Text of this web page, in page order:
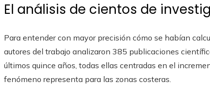
El análisis de cientos de
Para entender con mayor precisión cómo se habían
autores del trabajo analizaron 385 publicaciones
últimos quince años, todas ellas centradas en el
fenómeno representa para las zonas costeras.